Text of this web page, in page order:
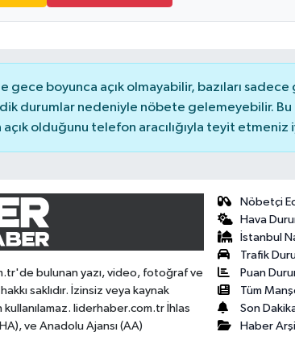
gece boyunca açık olmayabilir, bazıları
durumlar nedeniyle nöbete gelemeyebilir. Bu
olduğunu telefon aracılığıyla teyit etmeniz
bulunan yazı, video, fotoğraf ve
saklıdır. İzinsiz veya kaynak
liderhaber.com.tr İhlas
ve Anadolu Ajansı (AA)
Nöbetçi
Hava
İstanbul
Trafik
Puan
Tüm
Son
Haber